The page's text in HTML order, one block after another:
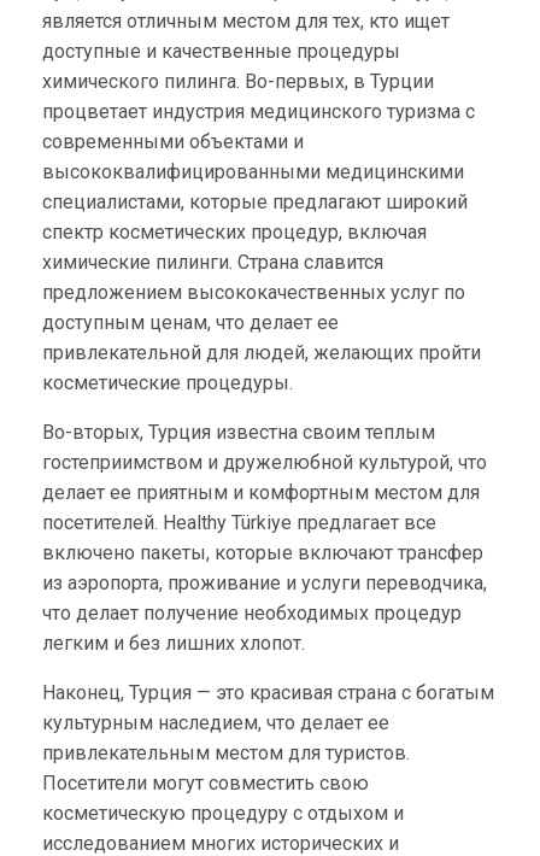
является отличным местом для тех, кто ищет
доступные и качественные процедуры
химического пилинга. Во-первых, в Турции
процветает индустрия медицинского туризма с
современными объектами и
высококвалифицированными медицинскими
специалистами, которые предлагают широкий
спектр косметических процедур, включая
химические пилинги. Страна славится
предложением высококачественных услуг по
доступным ценам, что делает ее
привлекательной для людей, желающих пройти
косметические процедуры.
Во-вторых, Турция известна своим теплым
гостеприимством и дружелюбной культурой, что
делает ее приятным и комфортным местом для
посетителей. Healthy Türkiye предлагает все
включено пакеты, которые включают трансфер
из аэропорта, проживание и услуги переводчика,
что делает получение необходимых процедур
легким и без лишних хлопот.
Наконец, Турция — это красивая страна с богатым
культурным наследием, что делает ее
привлекательным местом для туристов.
Посетители могут совместить свою
косметическую процедуру с отдыхом и
исследованием многих исторических и